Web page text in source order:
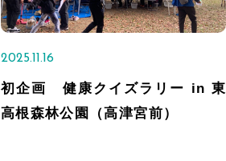
2025.11.16
初企画 健康クイズラリー in 東
高根森林公園（高津宮前）